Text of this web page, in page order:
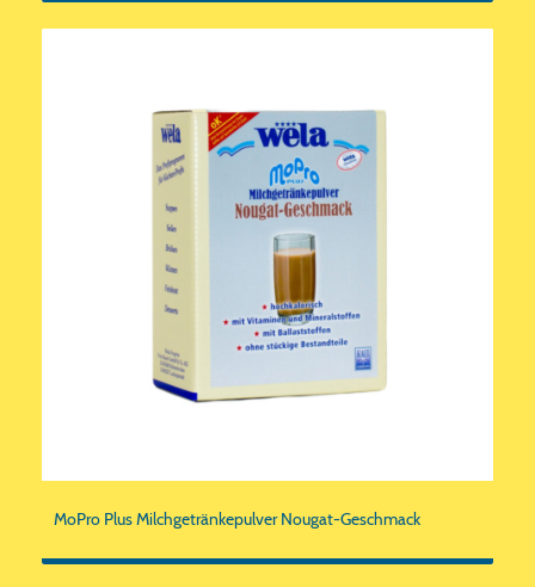
MoPro Plus Milchgetränkepulver Nougat-Geschmack